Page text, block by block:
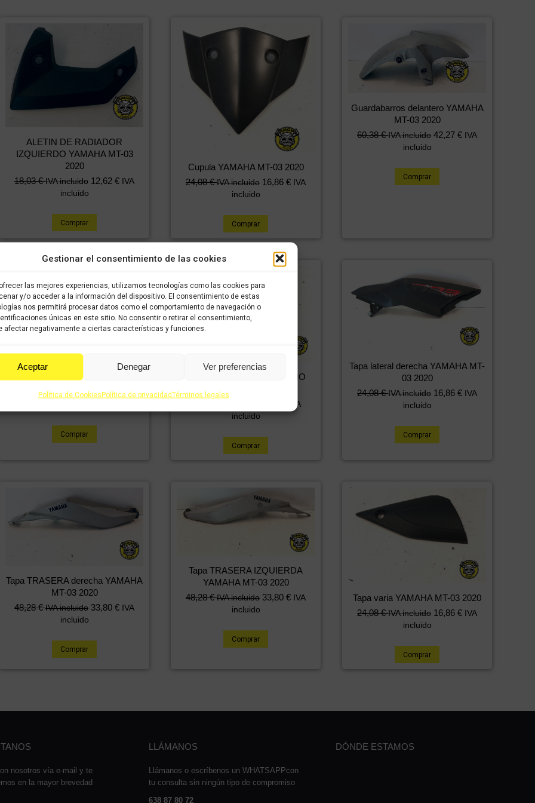
Gestionar el consentimiento de las cookies
las mejores experiencias, utilizamos tecnologías como las cookies para
y/o acceder a la información del dispositivo. El consentimiento de estas
nos permitirá procesar datos como el comportamiento de navegación o
únicas en este sitio. No consentir o retirar el consentimiento,
afectar negativamente a ciertas características y funciones.
Aceptar Denegar Ver preferencias
Política de CookiesPolítica de privacidadTérminos legales
ALETIN DE RADIADOR
IZQUIERDO YAMAHA MT-03
2020
18,03€ IVA incluido 12,62 € IVA
incluido
Comprar
Cupula YAMAHA MT-03 2020
24,08€ IVA incluido 16,86 € IVA
incluido
Comprar
Guardabarros delantero YAMAHA
MT-03 2020
60,38€ IVA incluido 42,27 € IVA
incluido
Comprar
Maneta derecha YAMAHA MT-03
2020
11,98€ IVA incluido 8,39€ IVA
Comprar
TAPA DE BOMBA DE FRENO
IVA
incluido
Comprar
Tapa lateral derecha YAMAHA MT-
03 2020
24,08€ IVA incluido 16,86 € IVA
incluido
Comprar
Tapa TRASERA derecha YAMAHA
MT-03 2020
48,28€ IVA incluido 33,80 € IVA
incluido
Comprar
Tapa TRASERA IZQUIERDA
YAMAHA MT-03 2020
48,28€ IVA incluido 33,80 € IVA
incluido
Comprar
Tapa varia YAMAHA MT-03 2020
24,08€ IVA incluido 16,86 € IVA
incluido
Comprar
nosotros vía e-mail y te
en la mayor brevedad
LLÁMANOS
Llámanos o escríbenos un WHATSAPPcon
tu consulta sin ningún tipo de compromiso
638 87 80 72
DÓNDE ESTAMOS